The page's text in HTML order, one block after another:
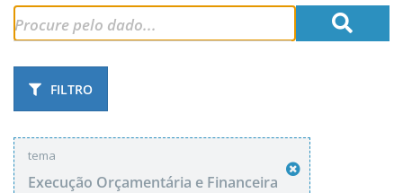
FILTRO
tema
Execução Orçamentária e Financeira